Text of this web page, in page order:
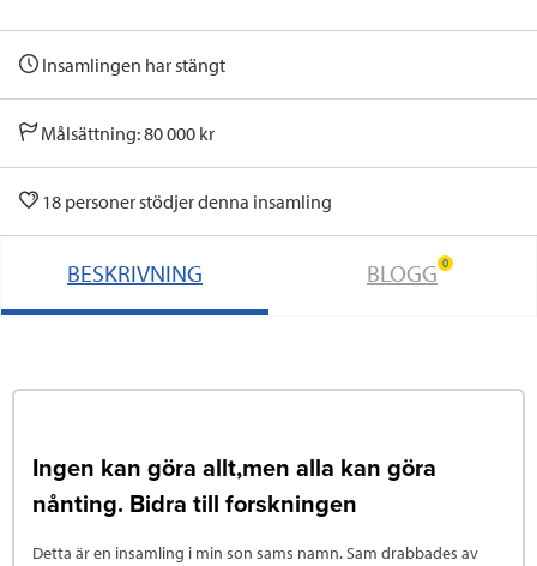
Insamlingen har stängt
Målsättning: 80 000 kr
18 personer stödjer denna insamling
BESKRIVNING BLOGG 0
Ingen kan göra allt,men alla kan göra
nånting. Bidra till forskningen
Detta är en insamling i min son sams namn. Sam drabbades av